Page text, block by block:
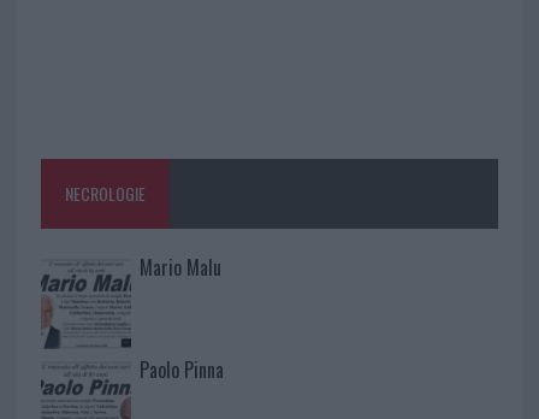
NECROLOGIE
Mario Malu
Paolo Pinna